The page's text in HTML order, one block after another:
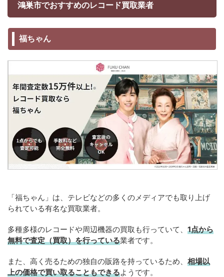
鴻巣市でおすすめのレコード買取業者
福ちゃん
「福ちゃん」は、テレビなどの多くのメディアでも取り上げ
られている有名な買取業者。
多種多様のレコードや周辺機器の買取も行っていて、 1点から
無料で査定（買取）を行っている業者です。
また、高く売るための独自の販路を持っているため、 相場以
上の価格で買い取ることもできるようです。